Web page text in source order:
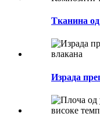
Тканина
Израда